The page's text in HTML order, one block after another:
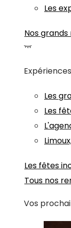
Les
Nos
Les
Les
Les fêtes
Tous nos
Vos